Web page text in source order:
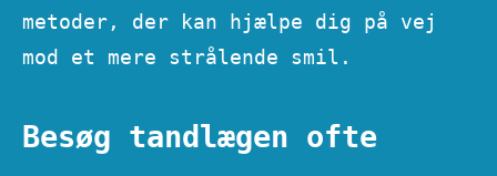
metoder, der kan hjælpe dig på vej
mod et mere strålende smil.
Besøg tandlægen ofte